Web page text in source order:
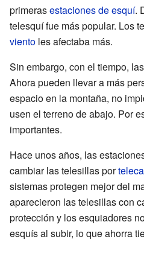
primerasestaciones de esquí.
telesquí fue más popular. Los
viento les afectaba más.
Sin embargo, con el tiempo,
Ahora pueden llevar a más
espacio en la montaña, no
usen el terreno de abajo. Por
importantes.
Hace unos años, las
cambiar las telesillas por
sistemas protegen mejor del
aparecieron las telesillas con
protección y los esquiadores
esquís al subir, lo que ahorra